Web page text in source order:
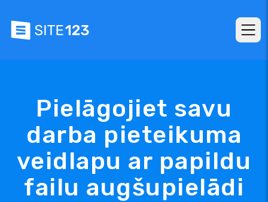
Pielāgojiet savu
darba pieteikuma
veidlapu ar papildu
failu augšupielādi